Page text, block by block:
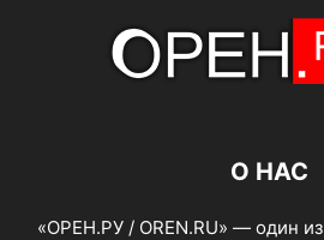
О НАС
«ОРЕН.РУ / OREN.RU» — один